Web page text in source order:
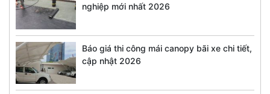
nghiệp mới nhất 2026
Báo giá thi công mái canopy bãi xe chi tiết,
cập nhật 2026